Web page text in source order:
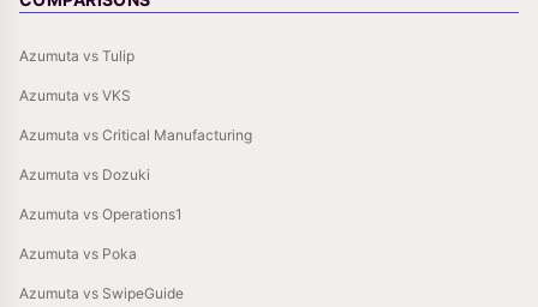
Azumuta vs Tulip
Azumuta vs VKS
Azumuta vs Critical Manufacturing
Azumuta vs Dozuki
Azumuta vs Operations1
Azumuta vs Poka
Azumuta vs SwipeGuide